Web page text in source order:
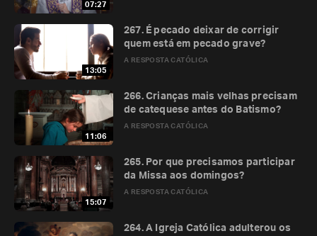
07:27
13:05
A RESPOSTA CATÓLICA
267. É pecado deixar de corrigir
quem está em pecado grave?
11:06
A RESPOSTA CATÓLICA
266. Crianças mais velhas precisam
de catequese antes do Batismo?
15:07
A RESPOSTA CATÓLICA
265. Por que precisamos participar
da Missa aos domingos?
264. A Igreja Católica adulterou os